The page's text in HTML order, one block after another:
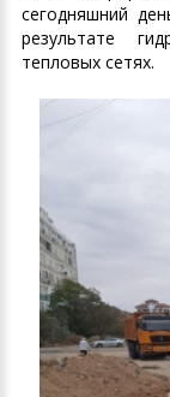
сегодняшний
результате
тепловых сетях.